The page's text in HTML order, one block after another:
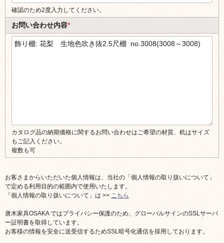
確認のため2度入力してください。
お問い合わせ内容*
カタログ品の納期価格に関するお問い合わせはご希望の材質、机はサイズ
もご記入ください。
複数も可
お客さまからいただいた個人情報は、当社の「個人情報の取り扱いについて」
で定める利用目的の範囲内で使用いたします。
「個人情報の取り扱いについて」は >> こちら
唐木家具OSAKA ではプライバシー保護のため、グローバルサインのSSLサーバ
ー証明書を取得しています。
お客様の情報を安全に送受信するためSSL暗号化通信を採用しております。